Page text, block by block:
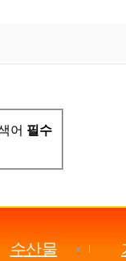
어 필수
수산물